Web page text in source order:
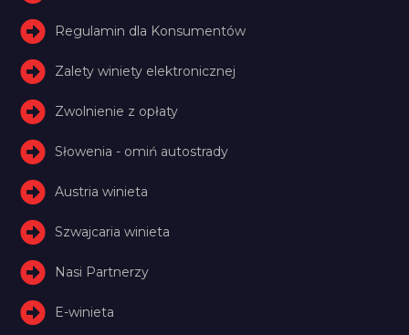
Regulamin dla Konsumentów
Zalety winiety elektronicznej
Zwolnienie z opłaty
Słowenia - omiń autostrady
Austria winieta
Szwajcaria winieta
Nasi Partnerzy
E-winieta